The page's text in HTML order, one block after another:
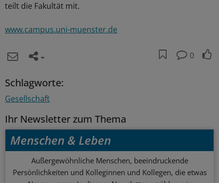
teilt die Fakultät mit.
www.campus.uni-muenster.de
0
Schlagworte:
Gesellschaft
Ihr Newsletter zum Thema
Menschen & Leben
Außergewöhnliche Menschen, beeindruckende
Persönlichkeiten und Kolleginnen und Kollegen, die etwas